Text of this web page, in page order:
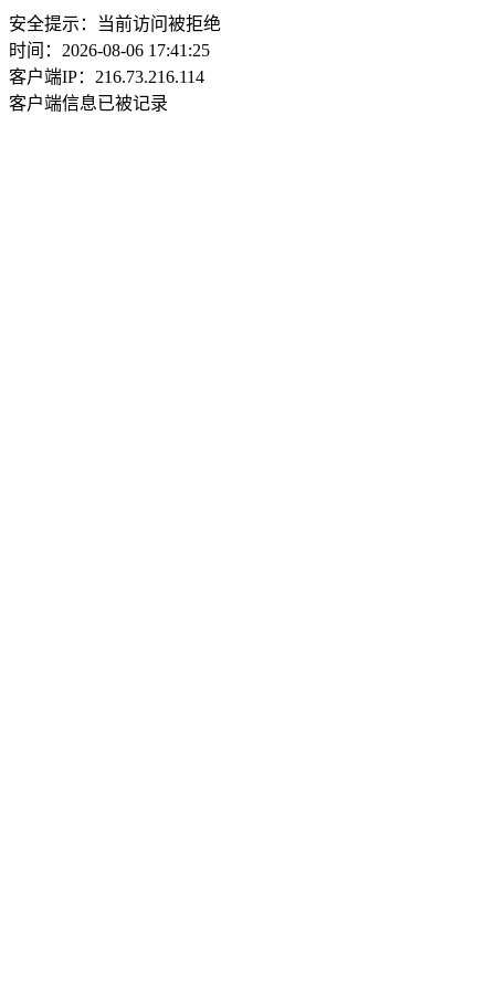
安全提示：当前访问被拒绝
时间：2026-08-06 17:41:25
客户端IP：216.73.216.114
客户端信息已被记录